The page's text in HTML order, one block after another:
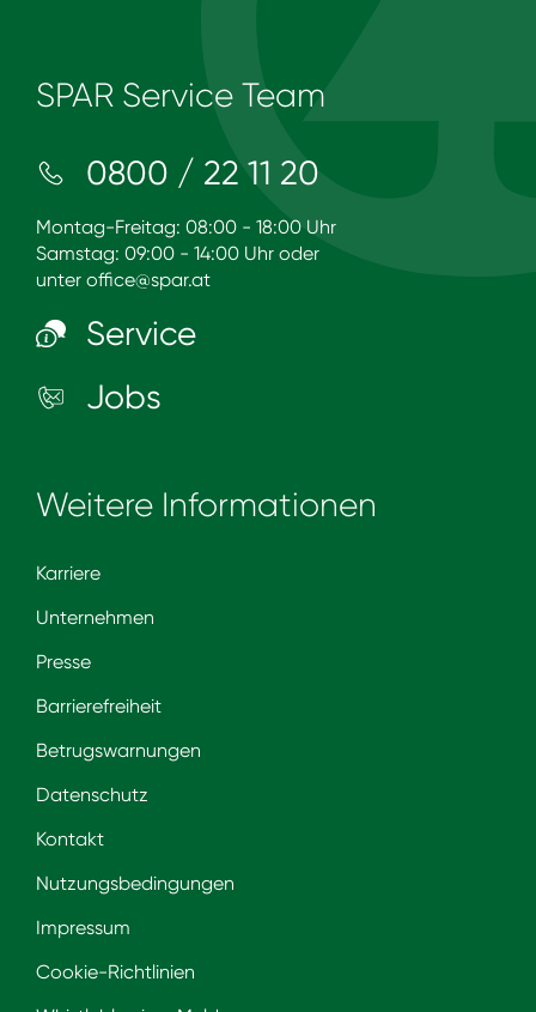
SPAR Service Team
0800 / 22 11 20
Montag-Freitag: 08:00 - 18:00 Uhr
Samstag: 09:00 - 14:00 Uhr oder
unter office@spar.at
Service
Jobs
Weitere Informationen
Karriere
Unternehmen
Presse
Barrierefreiheit
Betrugswarnungen
Datenschutz
Kontakt
Nutzungsbedingungen
Impressum
Cookie-Richtlinien